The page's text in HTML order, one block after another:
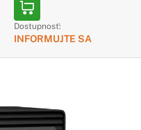
Dostupnosť:
INFORMUJTE SA